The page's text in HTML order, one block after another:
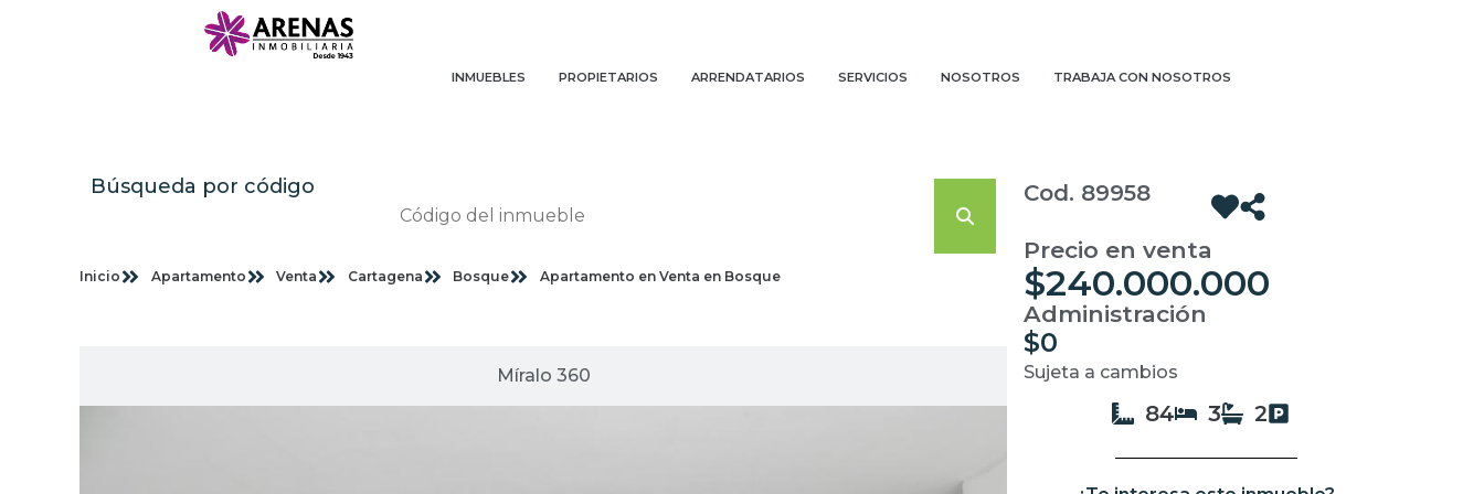
INMUEBLES PROPIETARIOS ARRENDATARIOS SERVICIOS NOSOTROS TRABAJA CON NOSOTROS
Búsqueda por código
Inicio Apartamento Venta Cartagena Bosque Apartamento en Venta en Bosque
Míralo 360
Cod. 89958
Precio en venta
$240.000.000
Administración
$0
Sujeta a cambios
84 3 2